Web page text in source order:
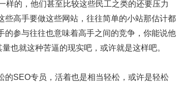
的，他们甚至比较这些民工之类的还要压力
高手要做这些网站，往往简单的小站那估计都
参与往往也意味着高手之间的竞争，你能说他
也就这种苦逼的现实吧，或许就是这样吧。
SEO专员，活着也是相当轻松，或许是轻松